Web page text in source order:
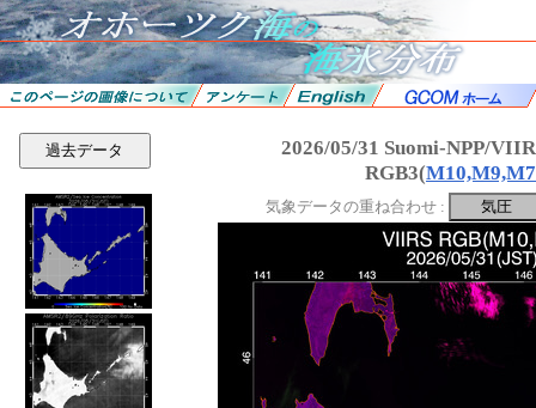
過去データ
2026/05/31 Suomi-NPP/
RGB3(M10,M9,M7
気象データの重ね合わせ :